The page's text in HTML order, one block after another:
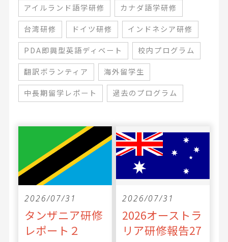
アイルランド語学研修
カナダ語学研修
台湾研修
ドイツ研修
インドネシア研修
PDA即興型英語ディベート
校内プログラム
翻訳ボランティア
海外留学生
中長期留学レポート
過去のプログラム
2026/07/31
タンザニア研修
レポート２
2026/07/31
2026オーストラ
リア研修報告27